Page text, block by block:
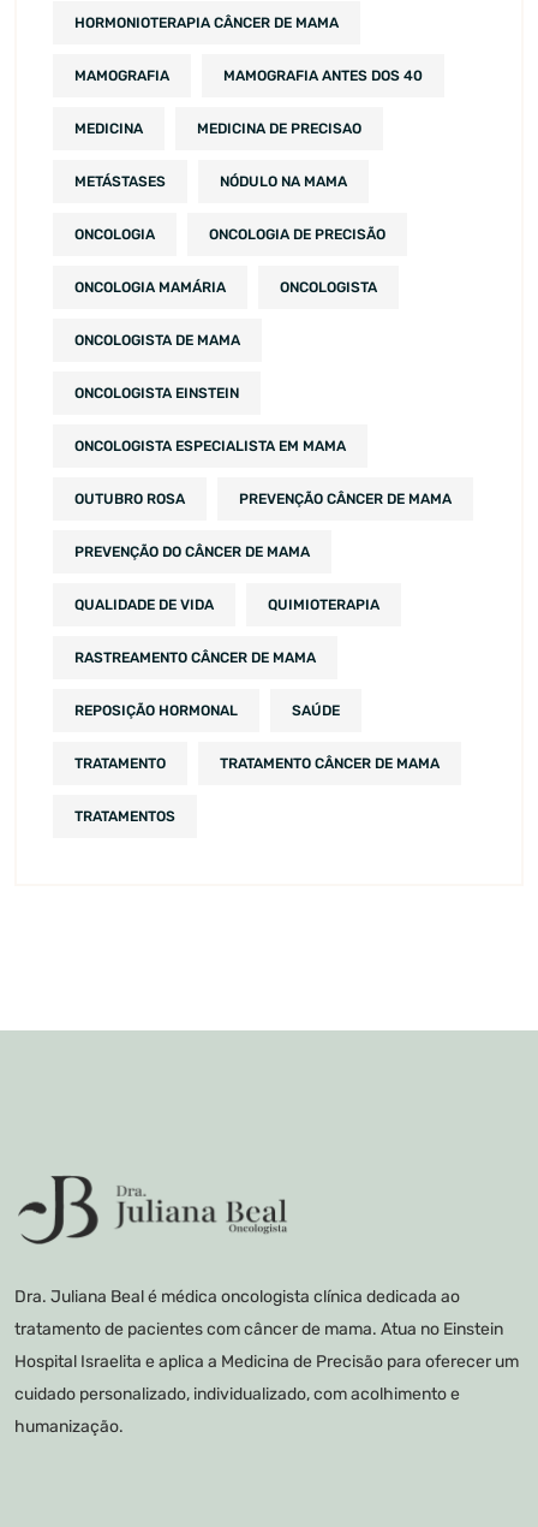
HORMONIOTERAPIA CÂNCER DE MAMA
MAMOGRAFIA MAMOGRAFIA ANTES DOS 40
MEDICINA MEDICINA DE PRECISAO
METÁSTASES NÓDULO NA MAMA
ONCOLOGIA ONCOLOGIA DE PRECISÃO
ONCOLOGIA MAMÁRIA ONCOLOGISTA
ONCOLOGISTA DE MAMA
ONCOLOGISTA EINSTEIN
ONCOLOGISTA ESPECIALISTA EM MAMA
OUTUBRO ROSA PREVENÇÃO CÂNCER DE MAMA
PREVENÇÃO DO CÂNCER DE MAMA
QUALIDADE DE VIDA QUIMIOTERAPIA
RASTREAMENTO CÂNCER DE MAMA
REPOSIÇÃO HORMONAL SAÚDE
TRATAMENTO TRATAMENTO CÂNCER DE MAMA
TRATAMENTOS
Dra. Juliana Beal é médica oncologista clínica dedicada ao
tratamento de pacientes com câncer de mama. Atua no Einstein
Hospital Israelita e aplica a Medicina de Precisão para oferecer um
cuidado personalizado, individualizado, com acolhimento e
humanização.